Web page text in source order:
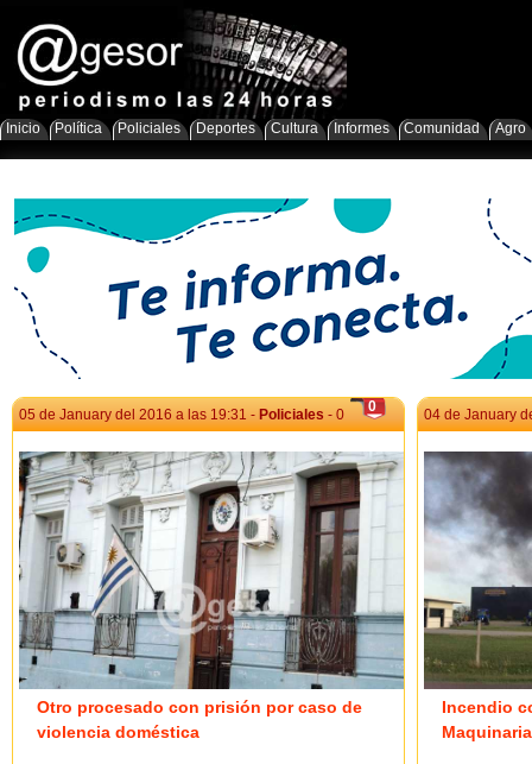
Inicio Política Policiales Deportes Cultura Informes Comunidad Agro
0
05 de January del 2016 a las 19:31 - Policiales - 0
Otro procesado con prisión por caso de
violencia doméstica
04 de January
Incendio